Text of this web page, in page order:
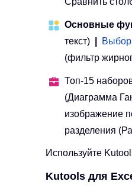
Основные
текст)
(фильтр
Топ-15
(Диаграмма
изображение
разделения
Используйте
Kutools для